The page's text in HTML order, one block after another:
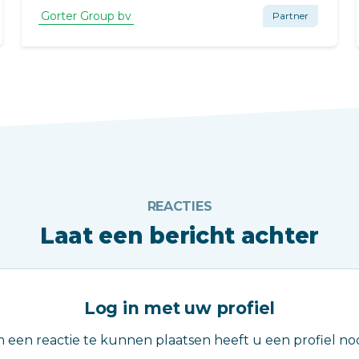
essentieel onderdeel van het ontwerp.
Gorter Group bv Partner
REACTIES
Laat een bericht achter
Log in met uw profiel
een reactie te kunnen plaatsen heeft u een profiel